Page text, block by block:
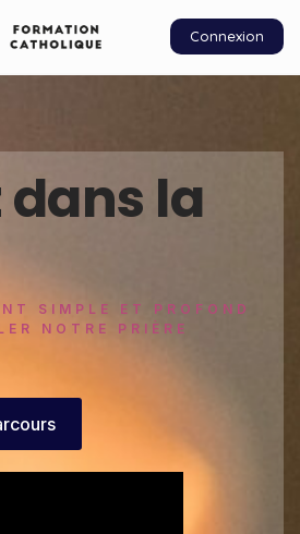
Connexion
dans la
SIMPLE ET PROFOND
NOTRE PRIÈRE